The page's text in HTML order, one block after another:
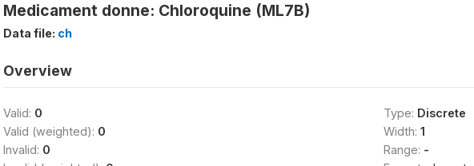
Medicament donne: Chloroquine (ML7B)
Data file: ch
Overview
Valid: 0
Valid (weighted): 0
Invalid: 0
Type: Discrete
Width: 1
Range: -